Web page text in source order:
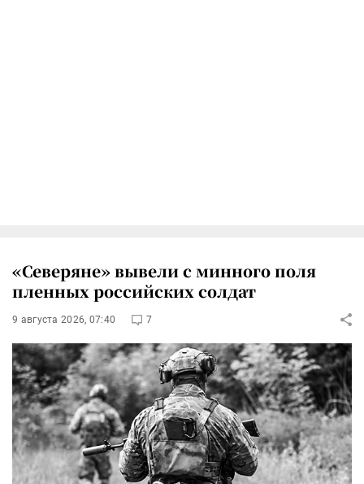
«Северяне» вывели с минного поля
пленных российских солдат
9 августа 2026, 07:40 7